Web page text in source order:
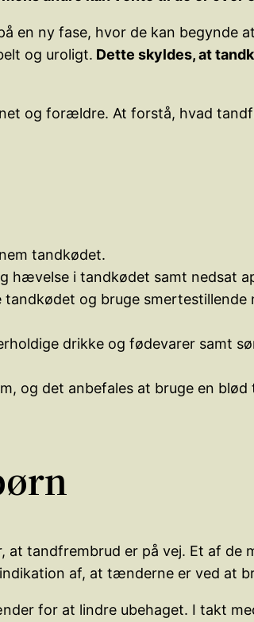
en ny fase, hvor de kan begynde
og uroligt. Dette skyldes, at
og forældre. At forstå, hvad
tandkødet.
hævelse i tandkødet samt nedsat
og bruge
drikke og fødevarer samt
og det anbefales at bruge en blød
tandfrembrud er på vej. Et af de
af, at tænderne er ved at
for at lindre ubehaget. I takt